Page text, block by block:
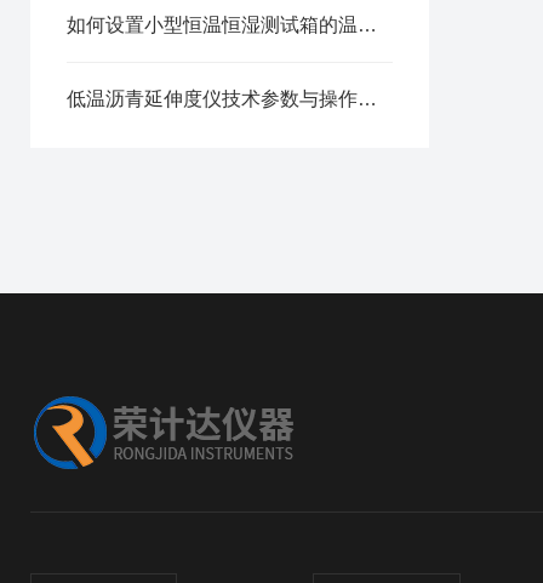
如何设置小型恒温恒湿测试箱的温度和湿度
低温沥青延伸度仪技术参数与操作规程